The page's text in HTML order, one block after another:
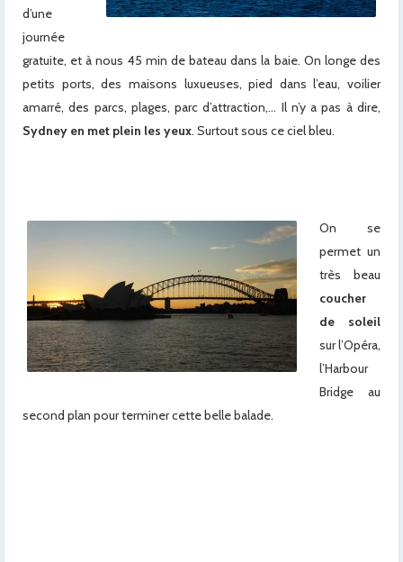
d’une
journée
gratuite, et à nous 45 min de bateau dans la baie. On longe des
petits ports, des maisons luxueuses, pied dans l’eau, voilier
amarré, des parcs, plages, parc d’attraction,… Il n’y a pas à dire,
Sydney en met plein les yeux. Surtout sous ce ciel bleu.
On se
permet un
très beau
coucher
de soleil
sur l’Opéra,
l’Harbour
Bridge au
second plan pour terminer cette belle balade.